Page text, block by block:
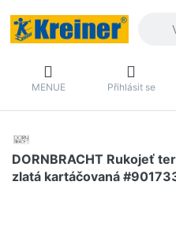
MENUE Přihlásit se
DORNBRACHT Rukojeť
zlatá kartáčovaná